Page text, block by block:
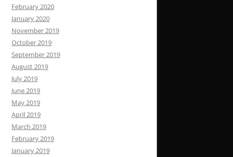
February 2020
January 2020
November 2019
October 2019
September 2019
August 2019
July 2019
June 2019
May 2019
April 2019
March 2019
February 2019
January 2019